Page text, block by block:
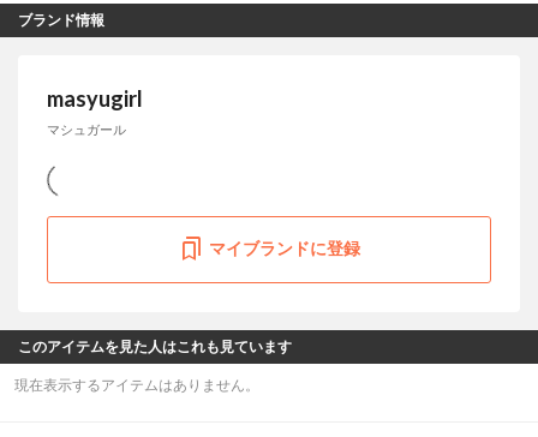
ブランド情報
masyugirl
マシュガール
マイブランドに登録
このアイテムを見た人はこれも見ています
現在表示するアイテムはありません。